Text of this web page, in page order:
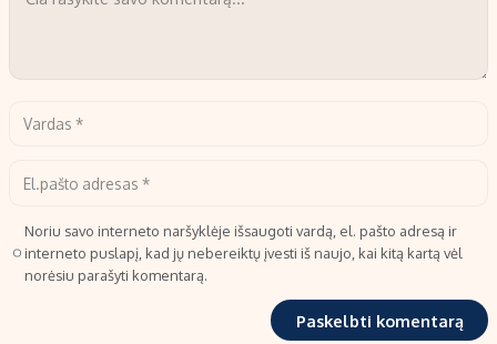
Noriu savo interneto naršyklėje išsaugoti vardą, el. pašto adresą ir
interneto puslapį, kad jų nebereiktų įvesti iš naujo, kai kitą kartą vėl
norėsiu parašyti komentarą.